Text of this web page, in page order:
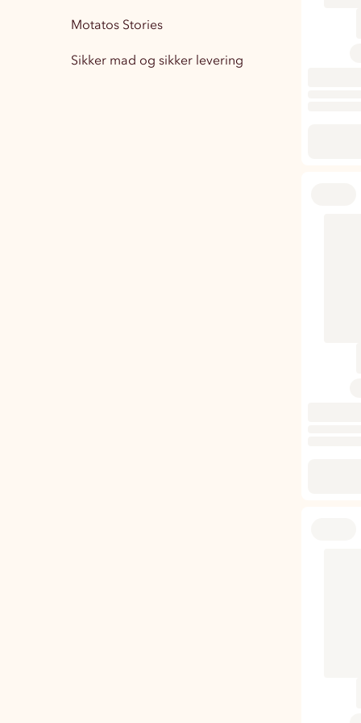
Boligindretning
Træningstøj Herre
Motatos Stories
Sikker mad og sikker levering